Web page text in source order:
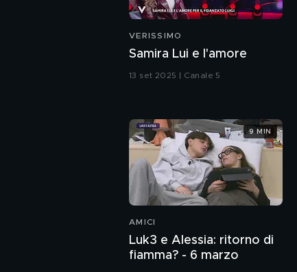
VERISSIMO
Samira Lui e l'amore
13 set 2025 | Canale 5
AMICI
Luk3 e Alessia: ritorno di
fiamma? - 6 marzo
9 MIN